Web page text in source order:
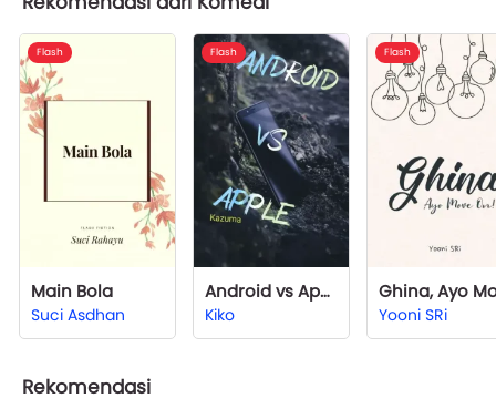
Flash
Main Bola
Suci Asdhan
Flash
Android vs Apple
Kiko
Flash
Yooni SRi
Rekomendasi